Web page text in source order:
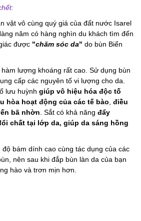
vật vô cùng quý giá của đất nước Isarel
năm có hàng nghìn du khách tìm đến
được "chăm sóc da" do bùn Biển
lượng khoáng rất cao. Sử dụng bùn
cấp các nguyên tố vi lượng cho da.
lưu huỳnh giúp vô hiệu hóa độc tố
hòa hoạt động của các tế bào điều
bã nhờn . Sắt có khả năng đẩy
chất tại lớp da, giúp da sáng hồng
bám dính cao cùng tác dụng của các
nên sau khi đắp bùn làn da của bạn
hào và trơn mịn hơn.